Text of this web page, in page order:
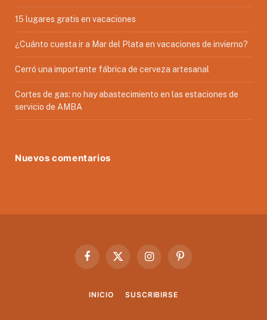
15 lugares gratis en vacaciones
¿Cuánto cuesta ir a Mar del Plata en vacaciones de invierno?
Cerró una importante fábrica de cerveza artesanal
Cortes de gas: no hay abastecimiento en las estaciones de
servicio de AMBA
Nuevos comentarios
Facebook
X
InstagramPinterest
INICIO SUSCRIBIRSE